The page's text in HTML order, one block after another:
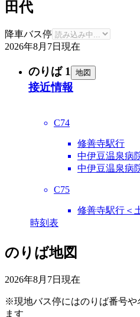
田代
降車バス停
2026年8月7日 現在
のりば 1 地図
接近情報
C74
修善寺駅行
中伊豆温泉病
中伊豆温泉病
C75
修善寺駅行＜
時刻表
のりば地図
2026年8月7日 現在
※現地バス停にはのりば番号や
ます